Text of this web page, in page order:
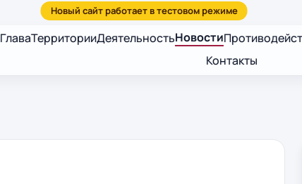
ГлаваТерриторииДеятельностьНовости
Контакты